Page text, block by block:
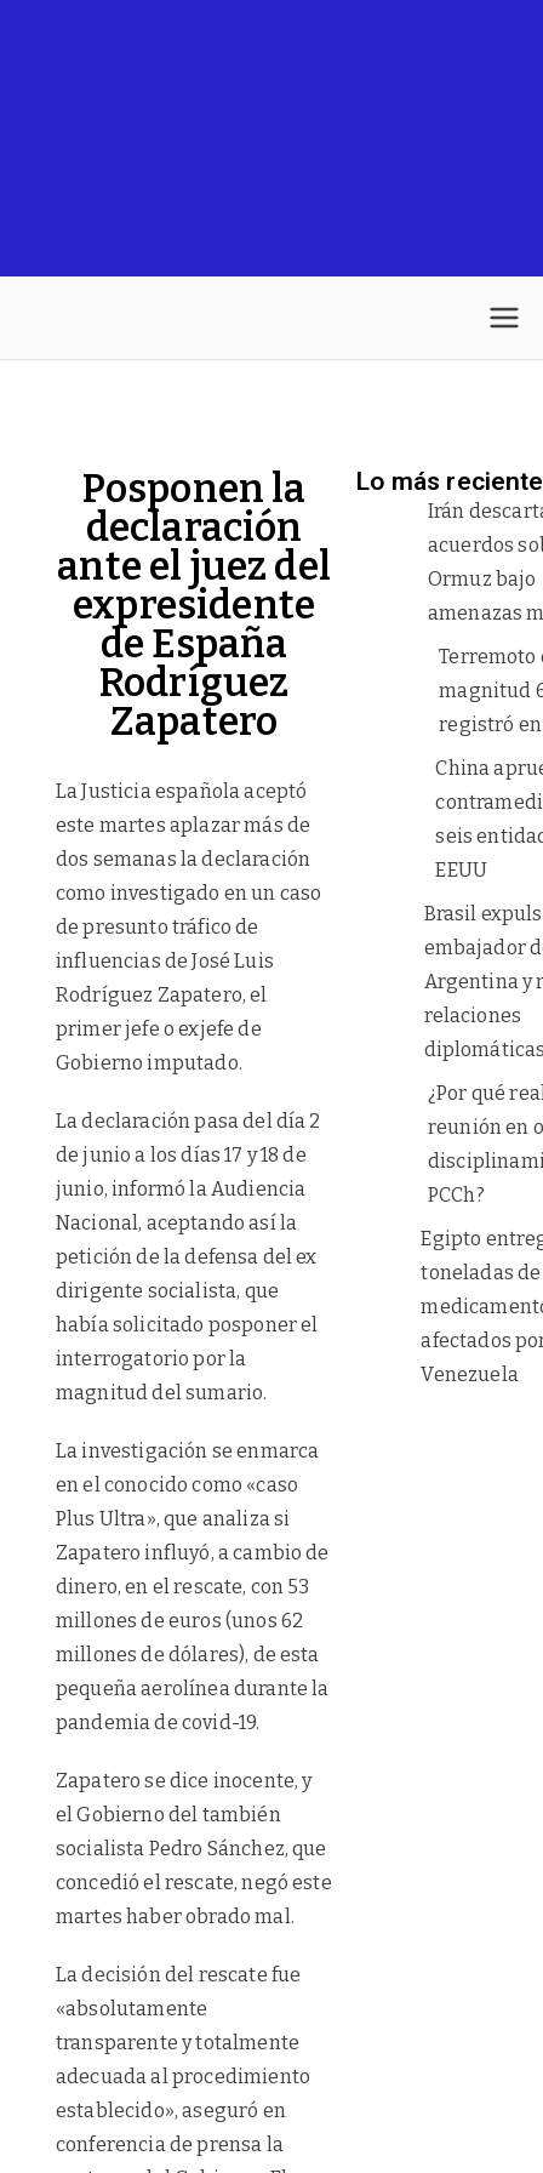
Posponen la
declaración
ante el juez del
expresidente
de España
Rodríguez
Zapatero
La Justicia española aceptó
este martes aplazar más de
dos semanas la declaración
como investigado en un caso
de presunto tráfico de
influencias de José Luis
Rodríguez Zapatero, el
primer jefe o exjefe de
Gobierno imputado.
La declaración pasa del día 2
de junio a los días 17 y 18 de
junio, informó la Audiencia
Nacional, aceptando así la
petición de la defensa del ex
dirigente socialista, que
había solicitado posponer el
interrogatorio por la
magnitud del sumario.
La investigación se enmarca
en el conocido como «caso
Plus Ultra», que analiza si
Zapatero influyó, a cambio de
dinero, en el rescate, con 53
millones de euros (unos 62
millones de dólares), de esta
pequeña aerolínea durante la
pandemia de covid-19.
Zapatero se dice inocente, y
el Gobierno del también
socialista Pedro Sánchez, que
concedió el rescate, negó este
martes haber obrado mal.
La decisión del rescate fue
«absolutamente
transparente y totalmente
adecuada al procedimiento
establecido», aseguró en
conferencia de prensa la
Lo más reciente
Irán
acuerdos
Ormuz bajo
amenazas
Terremoto
magnitud
registró
China
seis
EEUU
Brasil
embajador
Argentina y
relaciones
¿Por qué
reunión en
PCCh?
Egipto
toneladas de
afectados
Venezuela